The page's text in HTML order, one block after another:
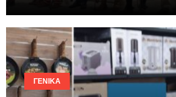
ΓΕΝΙΚΆ